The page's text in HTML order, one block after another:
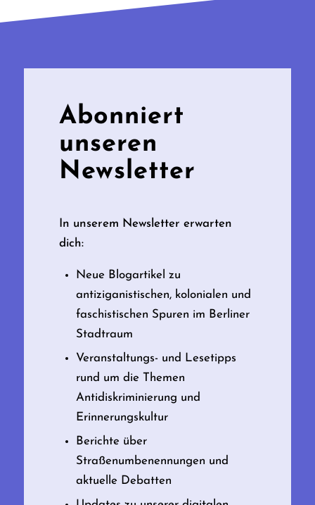
Abonniert
unseren
Newsletter
In unserem Newsletter erwarten
dich:
Neue Blogartikel zu
antiziganistischen, kolonialen und
faschistischen Spuren im Berliner
Stadtraum
Veranstaltungs- und Lesetipps
rund um die Themen
Antidiskriminierung und
Erinnerungskultur
Berichte über
Straßenumbenennungen und
aktuelle Debatten